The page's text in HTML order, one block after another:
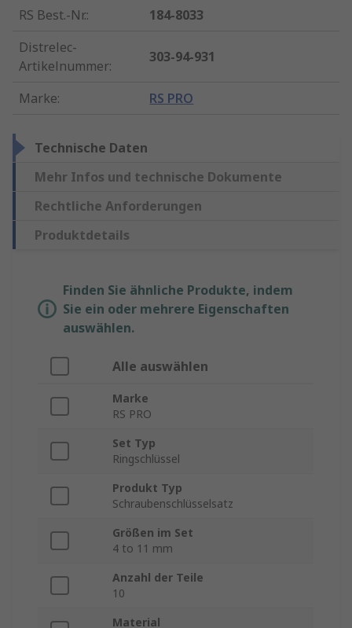
RS Best.-Nr.:
184-8033
Distrelec-
Artikelnummer:
303-94-931
Marke: RS PRO
Technische Daten
Mehr Infos und technische Dokumente
Rechtliche Anforderungen
Produktdetails
Finden Sie ähnliche Produkte, indem
Sie ein oder mehrere Eigenschaften
auswählen.
Alle auswählen
Marke
RS PRO
Set Typ
Ringschlüssel
Produkt Typ
Schraubenschlüsselsatz
Größen im Set
4 to 11 mm
Anzahl der Teile
10
Material